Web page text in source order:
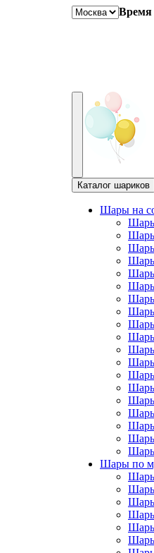
Время
Каталог шариков
Шары на
Шары
Шары
Шары
Шары
Шары
Шары по